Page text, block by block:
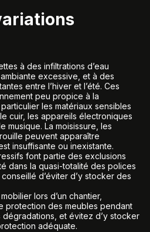
à des infiltrations d’eau
excessive, et à des
entre l’hiver et l’été. Ces
peu propice à la
les matériaux sensibles
cuir, les appareils électroniques
musique. La moisissure, les
peuvent apparaître
insuffisante ou inexistante.
font partie des exclusions
dans la quasi-totalité des polices
d’éviter d’y stocker des
lors d’un chantier,
protection des meubles pendant
dégradations, et évitez d’y stocker
adéquate.